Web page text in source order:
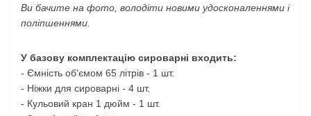
Ви бачите на фото, володіти новими удосконаленнями і
поліпшеннями.
У базову комплектацію сироварні входить:
- Ємність об'ємом 65 літрів - 1 шт.
- Ніжки для сироварні - 4 шт.
- Кульовий кран 1 дюйм - 1 шт.